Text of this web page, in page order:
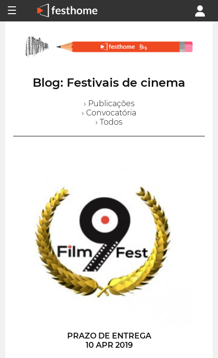
Blog: Festivais de cinema
› Publicações
› Convocatória
› Todos
PRAZO DE ENTREGA
10 APR 2019